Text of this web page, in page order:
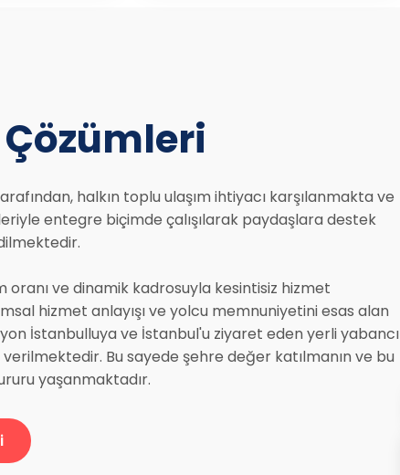
Çözümleri
halkın toplu ulaşım ihtiyacı karşılanmakta ve
entegre biçimde çalışılarak paydaşlara destek
oranı ve dinamik kadrosuyla kesintisiz hizmet
hizmet anlayışı ve yolcu memnuniyetini esas alan
İstanbulluya ve İstanbul'u ziyaret eden yerli yabancı
Bu sayede şehre değer katılmanın ve bu
yaşanmaktadır.